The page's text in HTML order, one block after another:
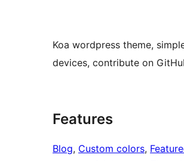
Koa wordpress theme,
devices, contribute on
Features
Blog, Custom colors,